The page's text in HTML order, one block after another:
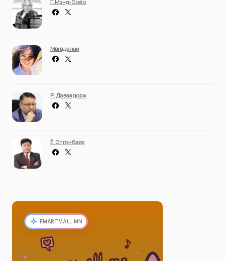
Г. Мэнд-Ооёо
Мөнгөндалай
Р. Даваадорж
Ё. Отгонбаяр
EMARTMALL.MN